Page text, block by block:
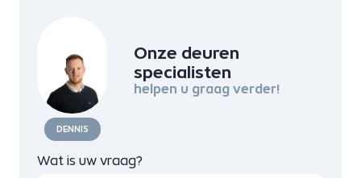
DENNIS
Onze deuren
specialisten
helpen u graag verder!
Wat is uw vraag?